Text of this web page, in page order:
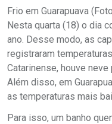
Frio em Guarapuava
Nesta quarta (18) o dia
ano. Desse modo, as
registraram
Catarinense, houve
Além disso, em
as temperaturas mais
Para isso, um banho